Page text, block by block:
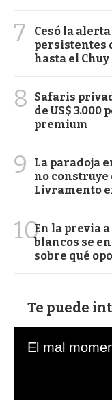
7
Cesó la
persistentes
hasta el Chuy
8
Safaris
de US$
premium
9
La paradoja
no construye
Livramento
10En la previa
blancos se
sobre qué
Te puede